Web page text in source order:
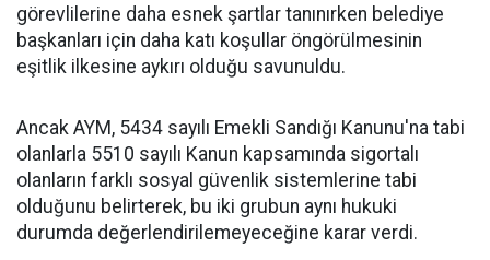
görevlilerine daha esnek şartlar tanınırken belediye
başkanları için daha katı koşullar öngörülmesinin
eşitlik ilkesine aykırı olduğu savunuldu.
Ancak AYM, 5434 sayılı Emekli Sandığı Kanunu'na tabi
olanlarla 5510 sayılı Kanun kapsamında sigortalı
olanların farklı sosyal güvenlik sistemlerine tabi
olduğunu belirterek, bu iki grubun aynı hukuki
durumda değerlendirilemeyeceğine karar verdi.